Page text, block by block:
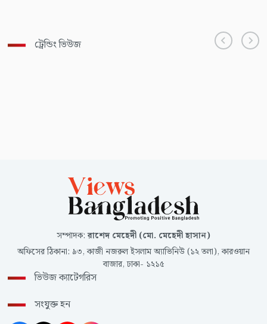
ট্রেন্ডিং ভিউজ
সম্পাদক:রাশেদ মেহেদী (মো. মেহেদী হাসান)
অফিসের ঠিকানা: ৯৩, কাজী নজরুল ইসলাম অ্যাভিনিউ (১২ তলা), কারওয়ান
বাজার, ঢাকা- ১২১৫
ভিউজ ক্যাটেগরিস
সংযুক্ত হন